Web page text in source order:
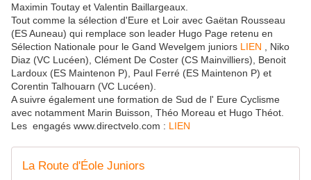
Maximin Toutay et Valentin Baillargeaux.
Tout comme la sélection d'Eure et Loir avec Gaëtan Rousseau
(ES Auneau) qui remplace son leader Hugo Page retenu en
Sélection Nationale pour le Gand Wevelgem juniors LIEN
, Niko
Diaz (VC Lucéen), Clément De Coster (CS Mainvilliers), Benoit
Lardoux (ES Maintenon P), Paul Ferré (ES Maintenon P) et
Corentin Talhouarn (VC Lucéen).
A suivre également une formation de Sud de l' Eure Cyclisme
avec notamment Marin Buisson, Théo Moreau et Hugo Théot.
Les engagés www.directvelo.com : LIEN
La Route d'Éole Juniors